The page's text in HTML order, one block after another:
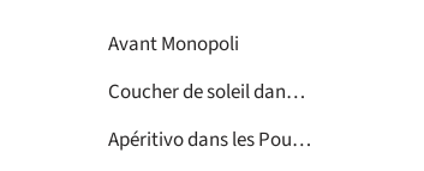
Avant Monopoli
Coucher de soleil dans les Pouilles
Apéritivo dans les Pouilles